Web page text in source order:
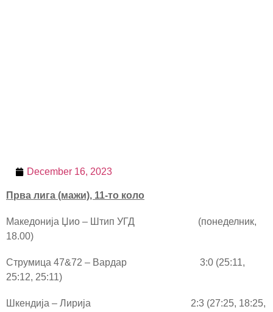
December 16, 2023
Прва лига (мажи), 11-то коло
Македонија Џио – Штип УГД (понеделник,
18.00)
Струмица 47&72 – Вардар 3:0 (25:11,
25:12, 25:11)
Шкендија – Лирија 2:3 (27:25, 18:25,